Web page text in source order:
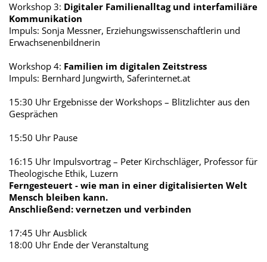
Workshop 3: Digitaler Familienalltag und interfamiliäre
Kommunikation
Impuls: Sonja Messner, Erziehungswissenschaftlerin und
Erwachsenenbildnerin
Workshop 4: Familien im digitalen Zeitstress
Impuls: Bernhard Jungwirth, Saferinternet.at
15:30 Uhr Ergebnisse der Workshops – Blitzlichter aus den
Gesprächen
15:50 Uhr Pause
16:15 Uhr Impulsvortrag – Peter Kirchschläger, Professor für
Theologische Ethik, Luzern
Ferngesteuert - wie man in einer digitalisierten Welt
Mensch bleiben kann.
Anschließend: vernetzen und verbinden
17:45 Uhr Ausblick
18:00 Uhr Ende der Veranstaltung